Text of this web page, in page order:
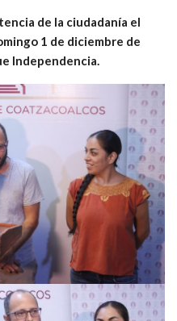
de la ciudadanía el
1 de diciembre de
Independencia.